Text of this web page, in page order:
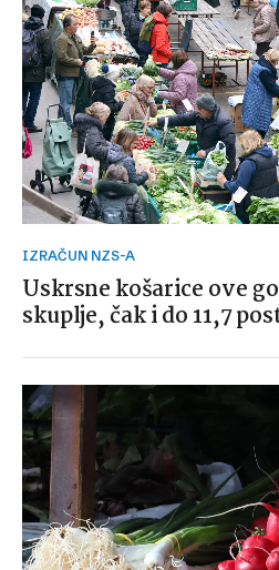
IZRAČUN NZS-A
Uskrsne košarice ove
skuplje, čak i do 11,7